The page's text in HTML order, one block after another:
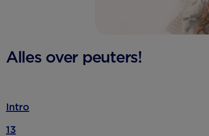
Alles over peuters!
Intro
13